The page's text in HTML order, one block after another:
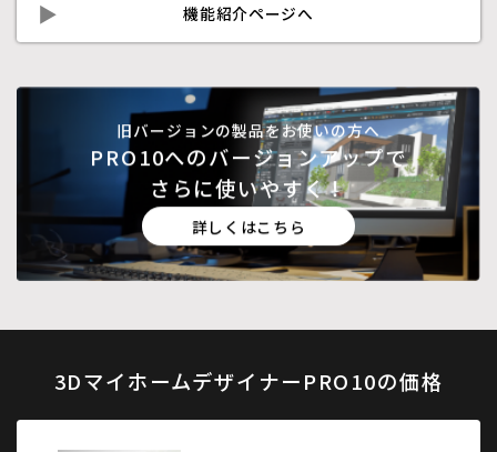
機能紹介ページへ
旧バージョンの製品をお使いの方へ
PRO10へのバージョンアップで
さらに使いやすく！
詳しくはこちら
3DマイホームデザイナーPRO10の価格